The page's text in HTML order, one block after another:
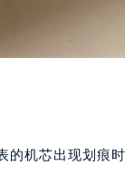
机芯出现划痕